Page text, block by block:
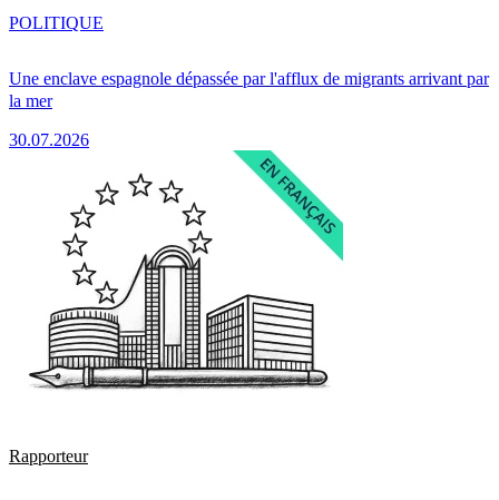
Une enclave espagnole dépassée par l'afflux de migrants arrivant par
la mer
30.07.2026
POLITIQUE
Rapporteur